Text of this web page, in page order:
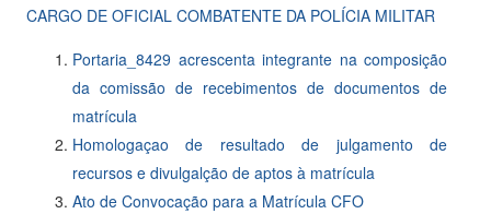
CARGO DE OFICIAL COMBATENTE DA POLÍCIA MILITAR
Portaria_8429 acrescenta integrante na composição
da comissão de recebimentos de documentos de
matrícula
Homologaçao de resultado de julgamento de
recursos e divulgalção de aptos à matrícula
Ato de Convocação para a Matrícula CFO